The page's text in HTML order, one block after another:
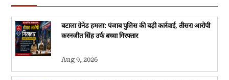
बटाला ग्रेनेड हमला: पंजाब पुलिस की बड़ी कार्रवाई, तीसरा आरोपी
करनजीत सिंह उर्फ बच्चा गिरफ्तार
Aug 9, 2026